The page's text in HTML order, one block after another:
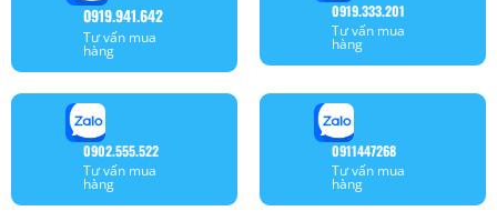
0919.941.642
Tư vấn mua
hàng
0919.333.201
Tư vấn mua
hàng
0902.555.522
Tư vấn mua
hàng
0911447268
Tư vấn mua
hàng